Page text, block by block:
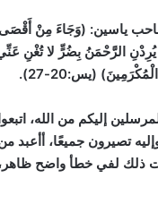
ياسين: (وَجَاءَ مِنْ
يُرِدْنِ الرَّحْمَنُ بِضُرٍّ لا تُغْنِ
(يس:20-27) .
إليكم من الله،
تصيرون جميعًا، أأعبد
ذلك لفي خطأ واضح